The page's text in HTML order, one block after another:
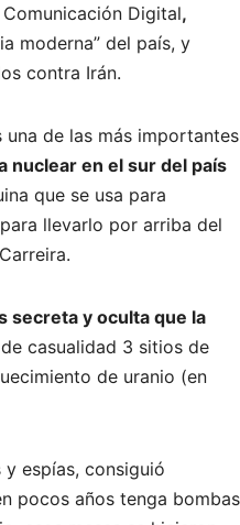
Digital,
moderna” del país, y
contra Irán.
de las más importantes
nuclear en el sur del país
que se usa para
llevarlo por arriba del
secreta y oculta que la
casualidad 3 sitios de
de uranio (en
espías, consiguió
pocos años tenga bombas